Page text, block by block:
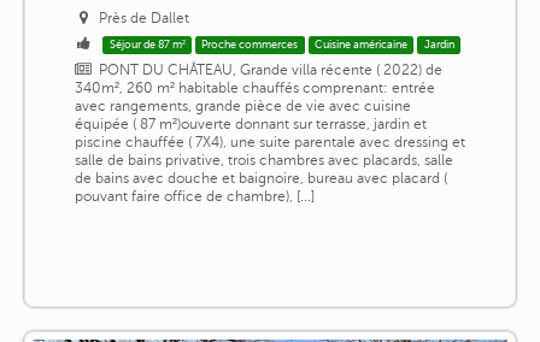
Près de Dallet
Séjour de 87 m² Proche commerces Cuisine américaine Jardin
PONT DU CHÂTEAU, Grande villa récente ( 2022) de
340m², 260 m² habitable chauffés comprenant: entrée
avec rangements, grande pièce de vie avec cuisine
équipée ( 87 m²)ouverte donnant sur terrasse, jardin et
piscine chauffée ( 7X4), une suite parentale avec dressing et
salle de bains privative, trois chambres avec placards, salle
de bains avec douche et baignoire, bureau avec placard (
pouvant faire office de chambre), [...]